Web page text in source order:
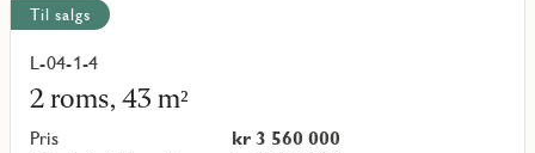
Vis
alle
objekt
Til salgs
L-04-1-4
2 roms, 43 m²
Pris
kr 3 560 000
Les
mer
om
objekt